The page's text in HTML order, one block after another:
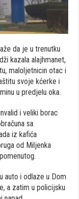
da je u trenutku
kazala alajhmanet,
maloljetnicin otac i
svoje kćerke i
u predjelu oka.
i veliki borac
sa
iz kafića
od Miljenka
auto i odlaze u Dom
a zatim u policijsku